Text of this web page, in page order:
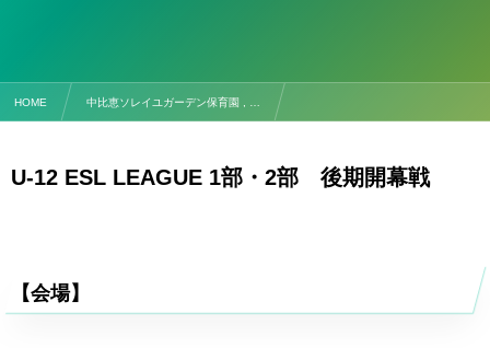
HOME 中比恵ソレイユガーデン保育園 , …
U-12 ESL LEAGUE 1部・2部 後期開幕戦
【会場】